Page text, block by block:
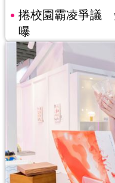
捲校園霸凌爭議
曝